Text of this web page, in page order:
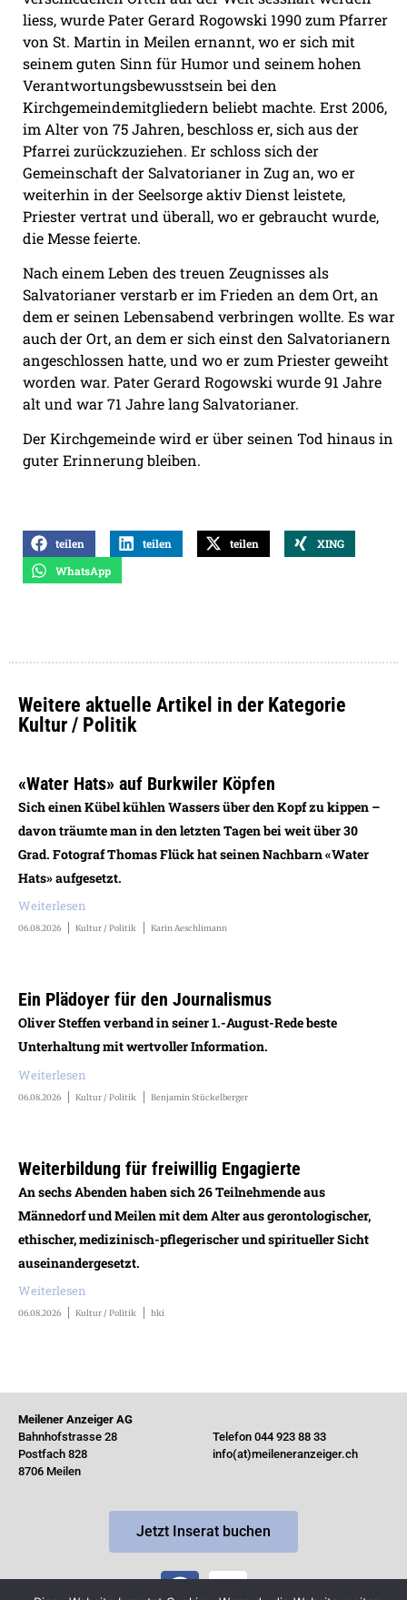
liess, wurde Pater Gerard Rogowski 1990 zum Pfarrer
von St. Martin in Meilen ernannt, wo er sich mit
seinem guten Sinn für Humor und seinem hohen
Verantwortungsbewusstsein bei den
Kirchgemeindemitgliedern beliebt machte. Erst 2006,
im Alter von 75 Jahren, beschloss er, sich aus der
Pfarrei zurückzuziehen. Er schloss sich der
Gemeinschaft der Salvatorianer in Zug an, wo er
weiterhin in der Seelsorge aktiv Dienst leistete,
Priester vertrat und überall, wo er gebraucht wurde,
die Messe feierte.
Nach einem Leben des treuen Zeugnisses als
Salvatorianer verstarb er im Frieden an dem Ort, an
dem er seinen Lebensabend verbringen wollte. Es war
auch der Ort, an dem er sich einst den Salvatorianern
angeschlossen hatte, und wo er zum Priester geweiht
worden war. Pater Gerard Rogowski wurde 91 Jahre
alt und war 71 Jahre lang Salvatorianer.
Der Kirchgemeinde wird er über seinen Tod hinaus in
guter Erinnerung bleiben.
teilen teilen teilen
XING
WhatsApp
Weitere aktuelle Artikel in der Kategorie
Kultur / Politik
«Water Hats» auf Burkwiler Köpfen
Sich einen Kübel kühlen Wassers über den Kopf zu kippen –
davon träumte man in den letzten Tagen bei weit über 30
Grad. Fotograf Thomas Flück hat seinen Nachbarn «Water
Hats» aufgesetzt.
Weiterlesen
06.08.2026 Kultur / Politik Karin Aeschlimann
Ein Plädoyer für den Journalismus
Oliver Steffen verband in seiner 1.-August-Rede beste
Unterhaltung mit wertvoller Information.
Weiterlesen
06.08.2026 Kultur / Politik Benjamin Stückelberger
Weiterbildung für freiwillig Engagierte
An sechs Abenden haben sich 26 Teilnehmende aus
Männedorf und Meilen mit dem Alter aus gerontologischer,
ethischer, medizinisch-pflegerischer und spiritueller Sicht
auseinandergesetzt.
Weiterlesen
06.08.2026 Kultur / Politik hki
Meilener Anzeiger AG
Bahnhofstrasse 28
Postfach 828
8706 Meilen
Telefon 044 923 88 33
info(at)meileneranzeiger.ch
Jetzt Inserat buchen